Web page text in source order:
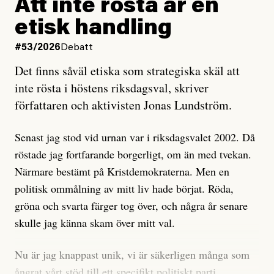
och då ska en efterforska diskret, just för att inte skapa
oro inom rörelsen.
Artikeln undersöker inte, som ETC påstår, ”vad som
är sant, vad som är rykten”, utan den bidrar bara till
ännu mer ryktesspridning. Det finns inte ett enda bevis
misstänkta personen är en infiltratör. Det som läsaren
får veta är att personen har ändrat sina politiska åsikter
under åren, att den har raderat tidigare innehåll på sina
sociala medier, att artikelns författare inte förstår sig
på personens ekonomi och att det tydligen finns
anonyma röster inom rörelsen som säger saker som
anses vara anledningar att titta närmare på personen,
Att inte rösta är en
etisk handling
#53/2026 Debatt
Det finns såväl etiska som strategiska skäl att
inte rösta i höstens riksdagsval, skriver
författaren och aktivisten Jonas Lundström.
Senast jag stod vid urnan var i riksdagsvalet 2002. Då
röstade jag fortfarande borgerligt, om än med tvekan.
Närmare bestämt på Kristdemokraterna. Men en
politisk ommålning av mitt liv hade börjat. Röda,
gröna och svarta färger tog över, och några år senare
skulle jag känna skam över mitt val.
Nu är jag knappast unik, vi är säkerligen många som